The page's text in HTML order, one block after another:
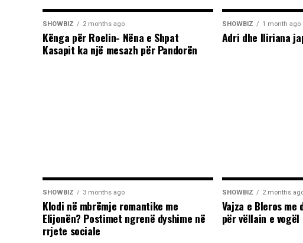
SHOWBIZ 2 months ago
Kënga për Roelin- Nëna e Shpat
Kasapit ka një mesazh për Pandorën
SHOWBIZ 1 month ago
Adri dhe Iliriana
SHOWBIZ 3 months ago
Klodi në mbrëmje romantike me
Elijonën? Postimet ngrenë dyshime në
rrjete sociale
SHOWBIZ 2 months
Vajza e Bleros
për vëllain e vogël